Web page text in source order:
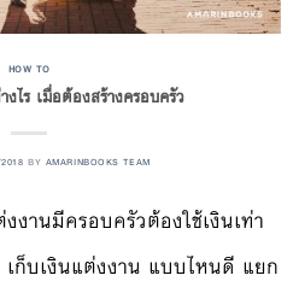
HOW TO
งไร เมื่อต้องสร้างครอบครัว
BY AMARINBOOKS TEAM
งานมีครอบครัวต้องใช้เงินเท่า
ก็บเงินแต่งงาน แบบไหนดี แยก